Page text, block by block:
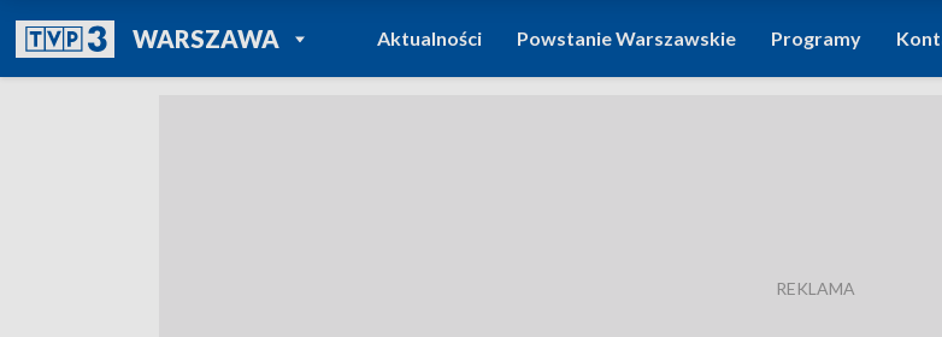
WARSZAWAPOWRÓT DO
TVP REGIONY
Aktualności Powstanie Warszawskie Programy